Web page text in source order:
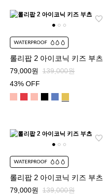
WATERPROOF
롤리팝 2 아이코닉 키즈 부츠
79,000원
139,000원
43% OFF
WATERPROOF
롤리팝 2 아이코닉 키즈 부츠
79,000원
139,000원